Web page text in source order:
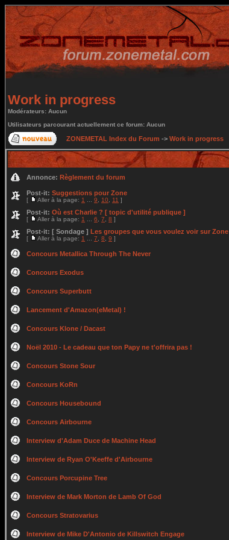
Work in progress
Modérateurs: Aucun
Utilisateurs parcourant actuellement ce forum: Aucun
ZONEMETAL Index du Forum -> Work in progress
Annonce: Règlement du forum
Post-it: Suggestions pour Zone
[ Aller à la page: 1 9 10 11 ]
Post-it: Où est Charlie ? [ topic d'utilité publique ]
[ Aller à la page: 1 6 7 8 ]
Post-it: [ Sondage ] Les groupes que vous voulez voir sur Zone
[ Aller à la page: 1 7 8 9 ]
Concours Metallica Through The Never
Concours Exodus
Concours Superbutt
Lancement d'Amazon(eMetal) !
Concours Klone / Dacast
Noël 2010 - Le cadeau que ton Papy ne t'offrira pas !
Concours Stone Sour
Concours KoRn
Concours Housebound
Concours Airbourne
Interview d'Adam Duce de Machine Head
Interview de Ryan O'Keeffe d'Airbourne
Concours Porcupine Tree
Interview de Mark Morton de Lamb Of God
Concours Stratovarius
Interview de Mike D'Antonio de Killswitch Engage